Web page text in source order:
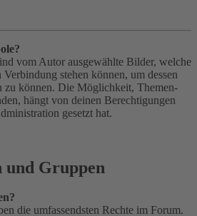
vom Autor ausgewählte Bilder, welche
stehen können, um dessen
zu können. Die Möglichkeit, Themen-
hängt von deinen Berechtigungen
gesetzt hat.
und Gruppen
die umfassendsten Rechte im Forum.